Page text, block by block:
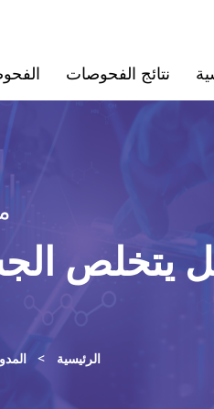
ﻧﺘﺎﺋﺞ اﻟﻔﺤﻮﺻﺎت
يتخلص
الرئيسية